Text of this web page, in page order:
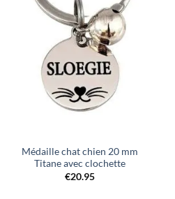
Ajouter
à la liste
de
souhaits
Médaille chat chien 20 mm
Titane avec clochette
€20.95